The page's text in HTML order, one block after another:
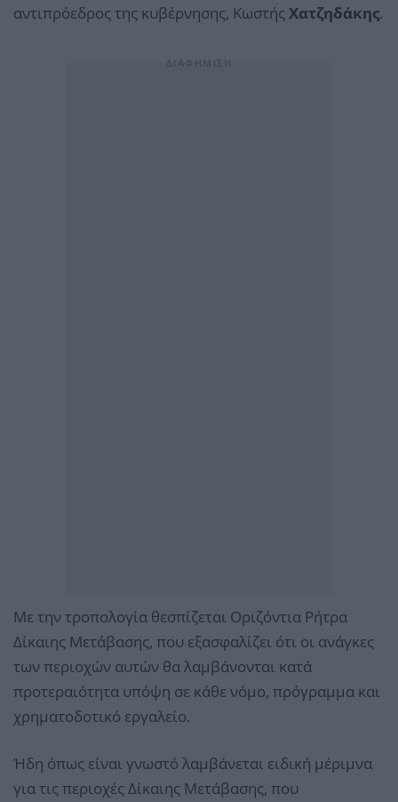
αντιπρόεδρος της κυβέρνησης, Κωστής Χατζηδάκης.
Με την τροπολογία θεσπίζεται Οριζόντια Ρήτρα
Δίκαιης Μετάβασης, που εξασφαλίζει ότι οι ανάγκες
των περιοχών αυτών θα λαμβάνονται κατά
προτεραιότητα υπόψη σε κάθε νόμο, πρόγραμμα και
χρηματοδοτικό εργαλείο.
Ήδη όπως είναι γνωστό λαμβάνεται ειδική μέριμνα
για τις περιοχές Δίκαιης Μετάβασης, που